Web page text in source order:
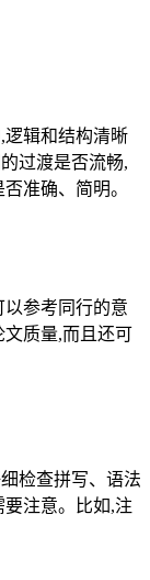
逻辑和结构清晰
过渡是否流畅,
准确、简明。
参考同行的意
文质量,而且还可
检查拼写、语法
注意。比如,注